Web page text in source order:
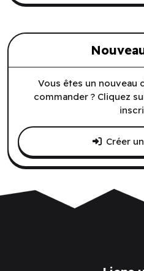
Vous êtes un nouveau
commander ? Cliquez
Créer